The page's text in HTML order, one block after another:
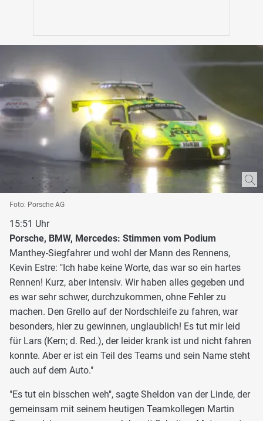
Foto: Porsche AG
15:51 Uhr
Porsche, BMW, Mercedes: Stimmen vom Podium
Manthey-Siegfahrer und wohl der Mann des Rennens,
Kevin Estre: "Ich habe keine Worte, das war so ein hartes
Rennen! Kurz, aber intensiv. Wir haben alles gegeben und
es war sehr schwer, durchzukommen, ohne Fehler zu
machen. Den Grello auf der Nordschleife zu fahren, war
besonders, hier zu gewinnen, unglaublich! Es tut mir leid
für Lars (Kern; d. Red.), der leider krank ist und nicht fahren
konnte. Aber er ist ein Teil des Teams und sein Name steht
auch auf dem Auto."
"Es tut ein bisschen weh", sagte Sheldon van der Linde, der
gemeinsam mit seinem heutigen Teamkollegen Martin